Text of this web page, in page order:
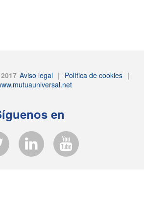
Aviso legal | Política de cookies |
en